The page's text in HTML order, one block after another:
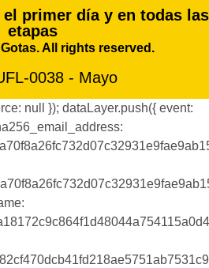
primer día y en todas las
etapas
All rights reserved.
0038 - Mayo
null }); dataLayer.push({ event: